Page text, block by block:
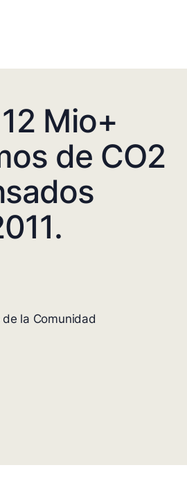
Mio+
de CO2
la Comunidad